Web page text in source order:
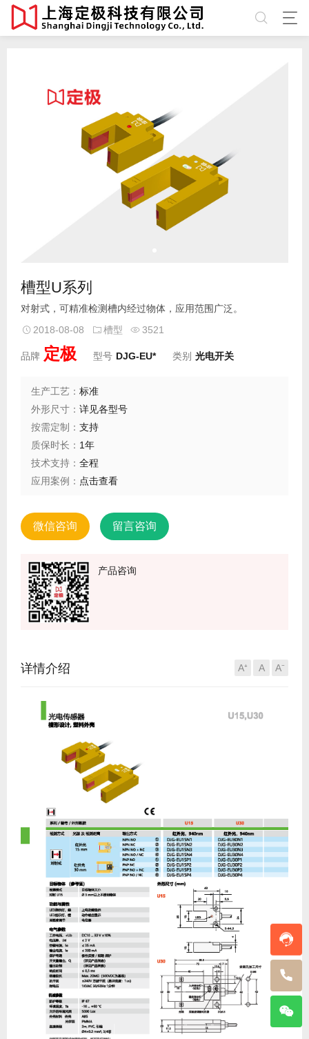
槽型U系列
对射式，可精准检测槽内经过物体，应用范围广泛。
2018-08-08
槽型 3521
品牌 定极 型号 DJG-EU* 类别 光电开关
生产工艺： 标准
外形尺寸： 详见各型号
按需定制： 支持
质保时长： 1年
技术支持： 全程
应用案例： 点击查看
微信咨询 留言咨询
产品咨询
详情介绍 A⁺ A A⁻